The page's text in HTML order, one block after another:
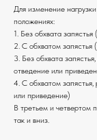
Для изменение
положениях:
1. Без обхвата запястья
2. С обхватом запястья
3. Без обхвата
отведение или
4. С обхватом
или приведение)
В третьем и четвертом
так и вниз.